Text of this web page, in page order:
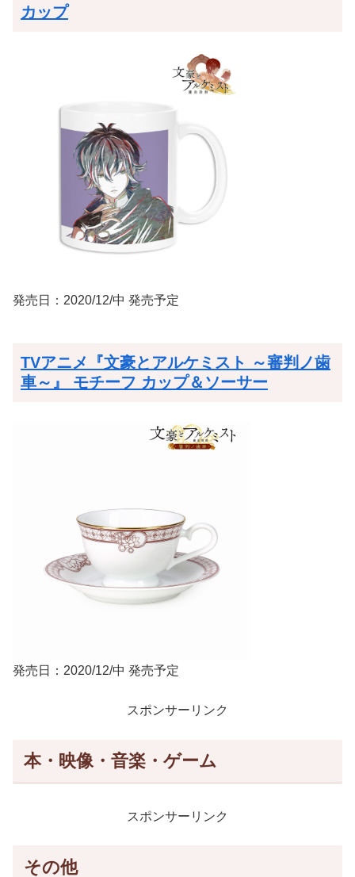
カップ
発売日：2020/12/中 発売予定
TVアニメ『文豪とアルケミスト ～審判ノ歯
車～』 モチーフ カップ＆ソーサー
発売日：2020/12/中 発売予定
スポンサーリンク
本・映像・音楽・ゲーム
スポンサーリンク
その他